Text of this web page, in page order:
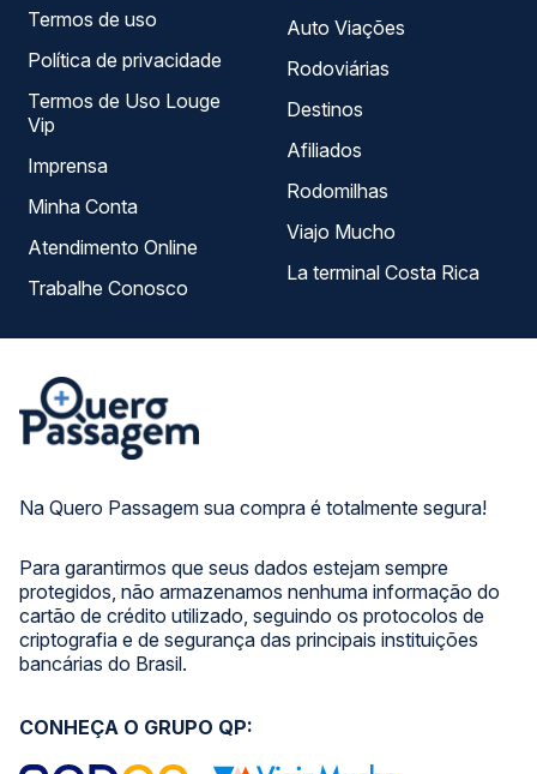
Na Quero Passagem sua compra é totalmente segura!
Para garantirmos que seus dados estejam sempre
protegidos, não armazenamos nenhuma informação do
cartão de crédito utilizado, seguindo os protocolos de
criptografia e de segurança das principais instituições
bancárias do Brasil.
Termos de uso
Política de privacidade
Termos de Uso Louge
Vip
Imprensa
Minha Conta
Atendimento Online
Trabalhe Conosco
Auto Viações
Rodoviárias
Destinos
Afiliados
Rodomilhas
Viajo Mucho
La terminal Costa Rica
CONHEÇA O GRUPO QP: